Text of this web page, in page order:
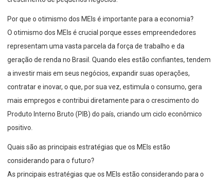
Por que o otimismo dos MEIs é importante para a economia?
O otimismo dos MEIs é crucial porque esses empreendedores
representam uma vasta parcela da força de trabalho e da
geração de renda no Brasil. Quando eles estão confiantes, tendem
a investir mais em seus negócios, expandir suas operações,
contratar e inovar, o que, por sua vez, estimula o consumo, gera
mais empregos e contribui diretamente para o crescimento do
Produto Interno Bruto (PIB) do país, criando um ciclo econômico
positivo.
Quais são as principais estratégias que os MEIs estão
considerando para o futuro?
As principais estratégias que os MEIs estão considerando para o